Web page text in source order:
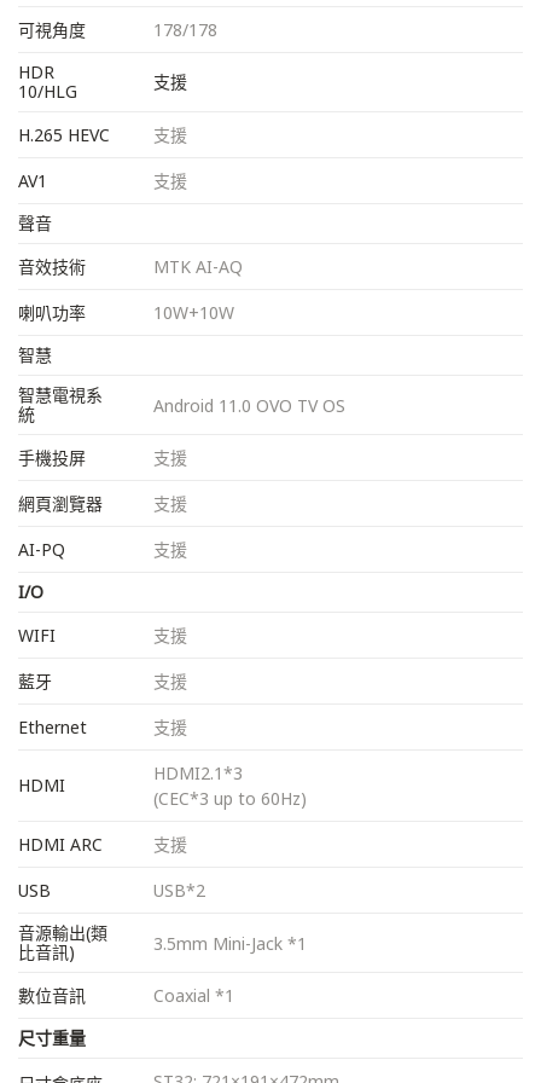
可視角度
178/178
HDR
10/HLG
支援
H.265 HEVC
支援
AV1
支援
聲音
音效技術
MTK AI-AQ
喇叭功率
10W+10W
智慧
智慧電視系
統
Android 11.0 OVO TV OS
手機投屏
支援
網頁瀏覽器
支援
AI-PQ
支援
I/O
WIFI
支援
藍牙
支援
Ethernet
支援
HDMI
HDMI2.1*3
(CEC*3 up to 60Hz)
HDMI ARC
支援
USB
USB*2
音源輸出(類
比音訊)
3.5mm Mini-Jack *1
數位音訊
Coaxial *1
尺寸重量